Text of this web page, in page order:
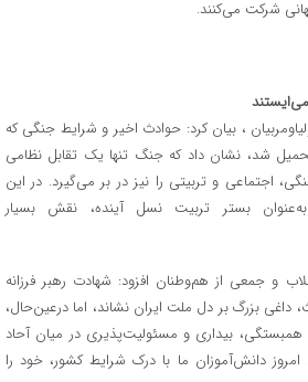
شرکت می‌کنند.
، بیان کرد: حوادث اخیر و شرایط جنگی که
شد، نشان داد که جنگ تنها یک تقابل نظامی
اجتماعی و تربیتی را نیز در بر می‌گیرد. در این
بستر تربیت نسل آینده، نقش بسیار
و جمعی از هم‌وطنان افزود: شهادت رهبر فرزانه
داغی بزرگ بر دل ملت ایران نشاند، اما درعین‌حال،
بیداری و مسئولیت‌پذیری در میان آحاد
دانش‌آموزان ما با درک شرایط کشور، خود را